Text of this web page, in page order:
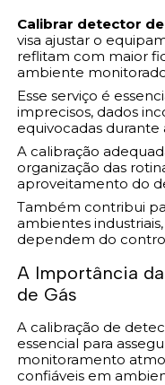
Calibrar detector
visa ajustar o
reflitam com maior
ambiente
Esse serviço é
imprecisos, dados
equivocadas durante
A calibração
organização das
aproveitamento do
Também contribui
ambientes
dependem do
A Importância
de Gás
A calibração de
essencial para
monitoramento
confiáveis em